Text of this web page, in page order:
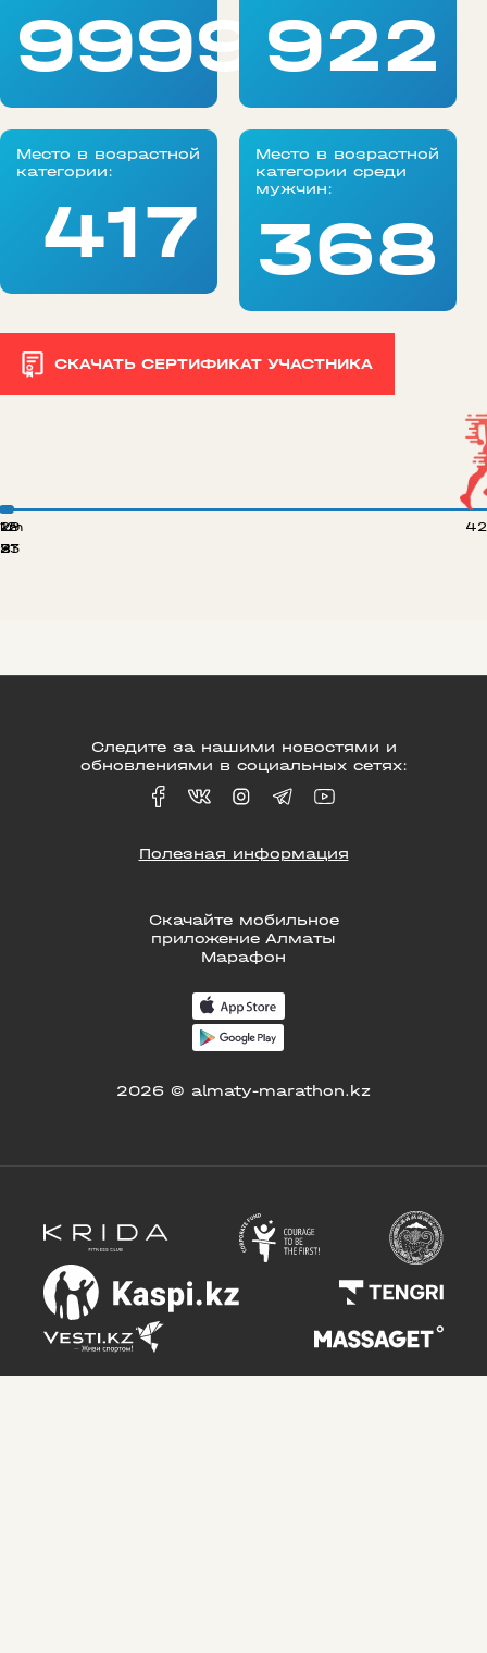
99999922
Место в возрастной
категории:
417
Место в возрастной
категории среди
мужчин:
368
СКАЧАТЬ СЕРТИФИКАТ УЧАСТНИКА
8
12
21
29
33
Скачайте мобильное
приложение Алматы
Марафон
2026 © almaty-marathon.kz
Следите за нашими новостями и
обновлениями в социальных сетях:
Полезная информация